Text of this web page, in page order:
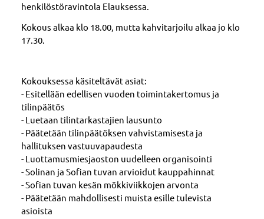
henkilöstöravintola Elauksessa.
Kokous alkaa klo 18.00, mutta kahvitarjoilu alkaa jo klo
17.30.
Kokouksessa käsiteltävät asiat:
- Esitellään edellisen vuoden toimintakertomus ja
tilinpäätös
- Luetaan tilintarkastajien lausunto
- Päätetään tilinpäätöksen vahvistamisesta ja
hallituksen vastuuvapaudesta
- Luottamusmiesjaoston uudelleen organisointi
- Solinan ja Sofian tuvan arvioidut kauppahinnat
- Sofian tuvan kesän mökkiviikkojen arvonta
- Päätetään mahdollisesti muista esille tulevista
asioista